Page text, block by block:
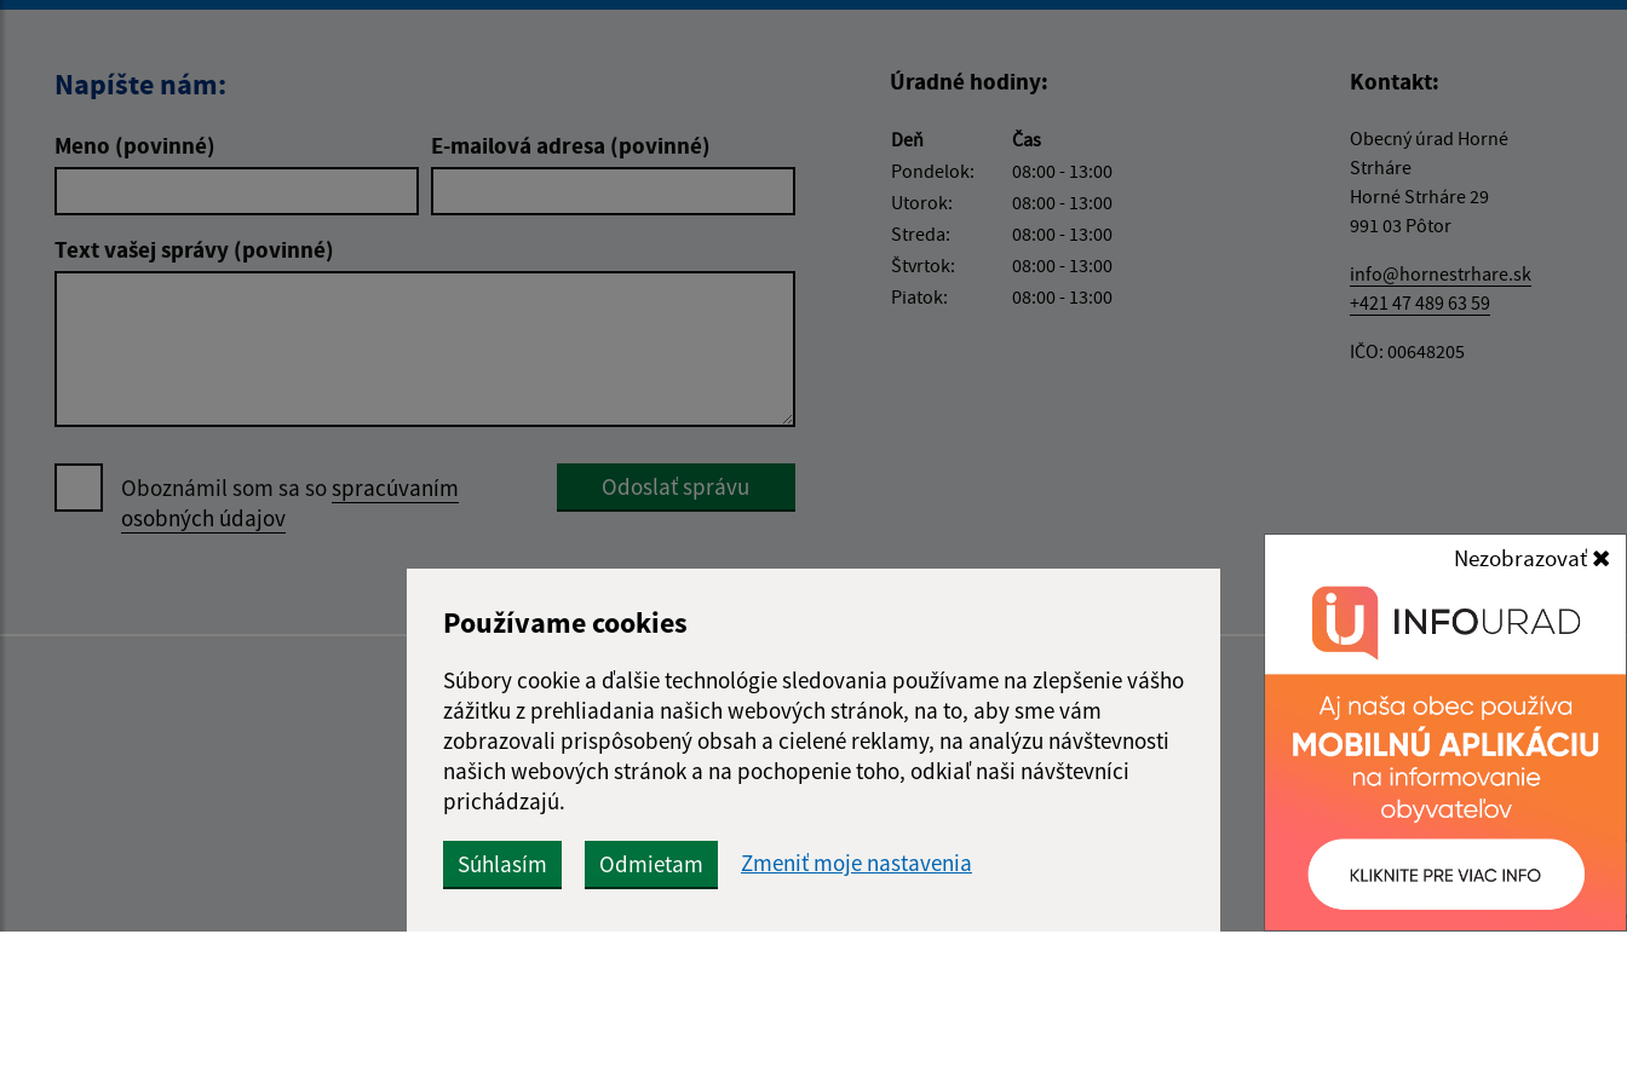
Používame cookies
Súbory cookie a ďalšie technológie sledovania používame na zlepšenie vášho
zážitku z prehliadania našich webových stránok, na to, aby sme vám
zobrazovali prispôsobený obsah a cielené reklamy, na analýzu návštevnosti
našich webových stránok a na pochopenie toho, odkiaľ naši návštevníci
prichádzajú.
Súhlasím Odmietam Zmeniť moje nastavenia
Nezobrazovať
Napíšte nám:
Meno (povinné) E-mailová adresa (povinné)
Text vašej správy (povinné)
Oboznámil som sa sospracúvaním
osobných údajov
Google reCaptcha Response
Odoslať správu
Úradné hodiny:
Deň
Čas
Pondelok:
08:00 - 13:00
Utorok:
08:00 - 13:00
Streda:
08:00 - 13:00
Štvrtok:
08:00 - 13:00
Piatok:
08:00 - 13:00
Kontakt:
Obecný úrad Horné
Strháre
Horné Strháre 29
991 03 Pôtor
info@hornestrhare.sk
+421 47 489 63 59
IČO: 00648205